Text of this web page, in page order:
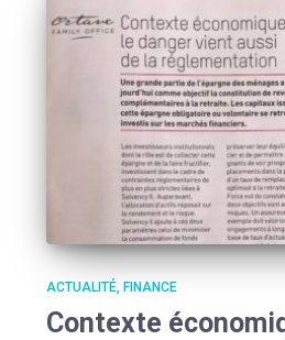
ACTUALITÉ FINANCE
Contexte